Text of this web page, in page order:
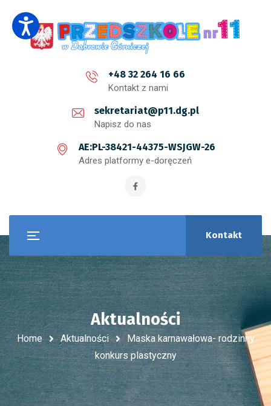
+48 32 264 16 66
Kontakt z nami
sekretariat@p11.dg.pl
Napisz do nas
AE:PL-38421-44375-WSJGW-26
Adres platformy e-doręczeń
Kontakt
Aktualności
Home Aktualności
Maska karnawałowa- rodzinny
konkurs plastyczny